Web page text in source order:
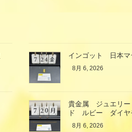
インゴット 日本
8月 6, 2026
貴金属 ジュエリ
ド ルビー ダイ
8月 6, 2026